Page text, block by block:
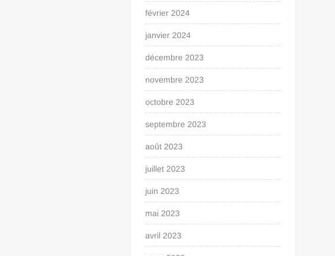
février 2024
janvier 2024
décembre 2023
novembre 2023
octobre 2023
septembre 2023
août 2023
juillet 2023
juin 2023
mai 2023
avril 2023